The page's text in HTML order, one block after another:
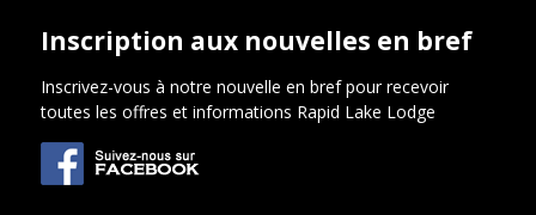
Inscription aux nouvelles en bref
Inscrivez-vous à notre nouvelle en bref pour recevoir
toutes les offres et informations Rapid Lake Lodge